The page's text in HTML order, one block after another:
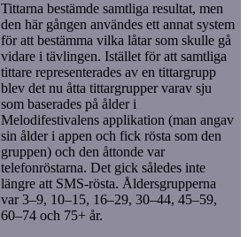
Tittarna bestämde samtliga resultat, men
den här gången användes ett annat system
för att bestämma vilka låtar som skulle gå
vidare i tävlingen. Istället för att samtliga
tittare representerades av en tittargrupp
blev det nu åtta tittargrupper varav sju
som baserades på ålder i
Melodifestivalens applikation (man angav
sin ålder i appen och fick rösta som den
gruppen) och den åttonde var
telefonröstarna. Det gick således inte
längre att SMS-rösta. Åldersgrupperna
var 3–9, 10–15, 16–29, 30–44, 45–59,
60–74 och 75+ år.